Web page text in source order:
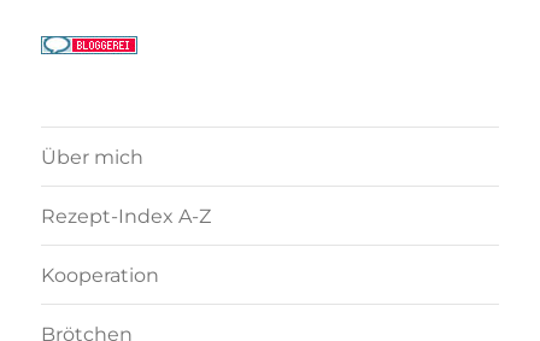
Über mich
Rezept-Index A-Z
Kooperation
Brötchen